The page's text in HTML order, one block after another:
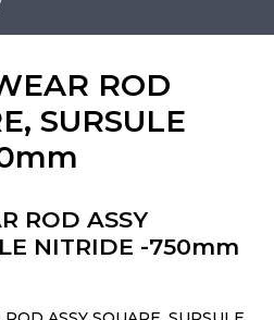
ROD
SURSULE
ROD ASSY
NITRIDE -750mm